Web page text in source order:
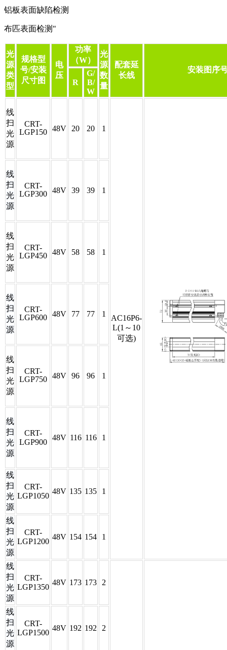
铝板表面缺陷检测
布匹表面检测"
光
源
类
型
规格型
号/安装
尺寸图
电
压
功率
（W）
光
源
数
量
配套延
长线
安装图序
R
G/
B/
W
线
扫
光
源
CRT-
LGP150 48V 20 20 1
AC16P6-
L(1～10
可选)
线
扫
光
源
CRT-
LGP300 48V 39 39 1
线
扫
光
源
CRT-
LGP450 48V 58 58 1
线
扫
光
源
CRT-
LGP600 48V 77 77 1
线
扫
光
源
CRT-
LGP750 48V 96 96 1
线
扫
光
源
CRT-
LGP900
48V 116 116 1
线
扫
光
源
CRT-
LGP1050
48V 135 135 1
线
扫
光
源
CRT-
LGP1200
48V 154 154 1
线
扫
光
源
CRT-
LGP1350
48V 173 173 2
线
扫
光
源
CRT-
LGP1500
48V 192 192 2